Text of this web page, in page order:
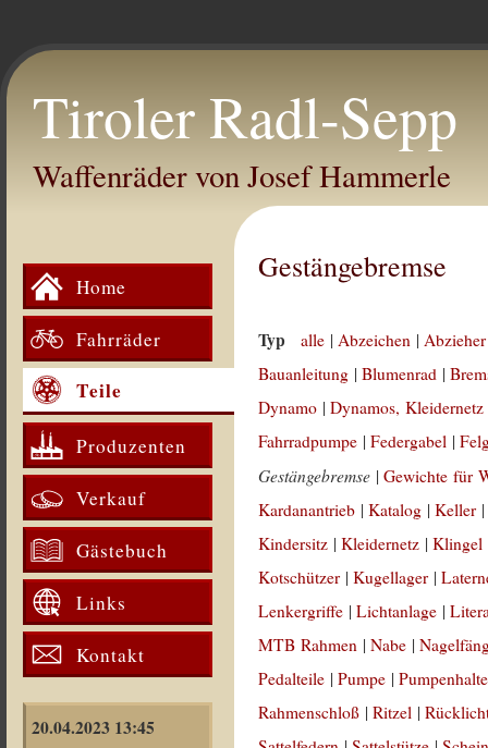
Tiroler Radl-Sepp
Waffenräder von Josef Hammerle
Home
Fahrräder
Teile
Produzenten
Verkauf
Gästebuch
Links
Kontakt
20.04.2023 13:45
Gestängebremse
Typ alle |Abzeichen |
Bauanleitung |Blumenrad |
Dynamo |Dynamos, Kleidernetz
Fahrradpumpe |Federgabel |
Gestängebremse |Gewichte für
Kardanantrieb |Katalog |Keller
Kindersitz |Kleidernetz |Klingel
Kotschützer |Kugellager |
Lenkergriffe |Lichtanlage |
MTB Rahmen |Nabe |
Pedalteile |Pumpe |
Rahmenschloß |Ritzel |